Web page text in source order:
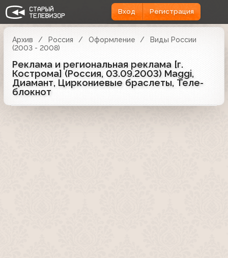
Вход Регистрация
Архив Россия Оформление
Виды России
(2003 - 2008)
Реклама и региональная реклама [г.
Кострома] (Россия, 03.09.2003) Maggi,
Диамант, Циркониевые браслеты, Теле-
блокнот